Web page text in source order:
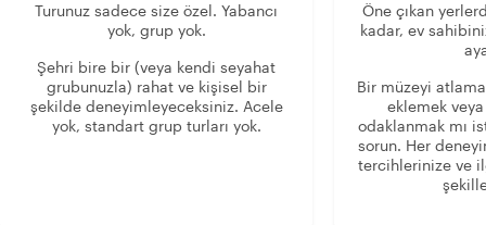
Turunuz sadece size özel. Yabancı
yok, grup yok.
Şehri bire bir (veya kendi seyahat
grubunuzla) rahat ve kişisel bir
şekilde deneyimleyeceksiniz. Acele
yok, standart grup turları yok.
Öne çıkan
kadar, ev
Bir müzeyi
eklemek
odaklanmak mı
sorun. Her
tercihlerinize ve